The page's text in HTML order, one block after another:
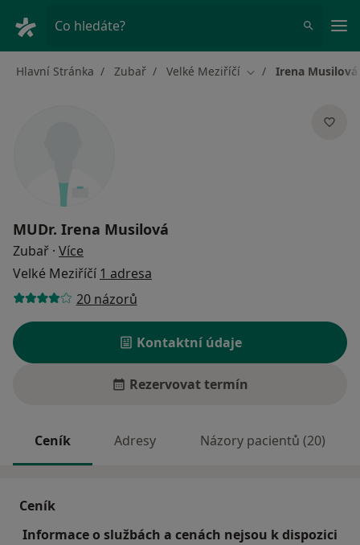
Co hledáte?
Hlavní Stránka Zubař Velké Meziříčí Změna města
Irena Musilová
MUDr. Irena Musilová
Zubař · Více
Velké Meziříčí 1 adresa
20 názorů
Kontaktní údaje
Rezervovat termín
Ceník Adresy Názory pacientů (20)
Ceník
Informace o službách a cenách nejsou k dispozici